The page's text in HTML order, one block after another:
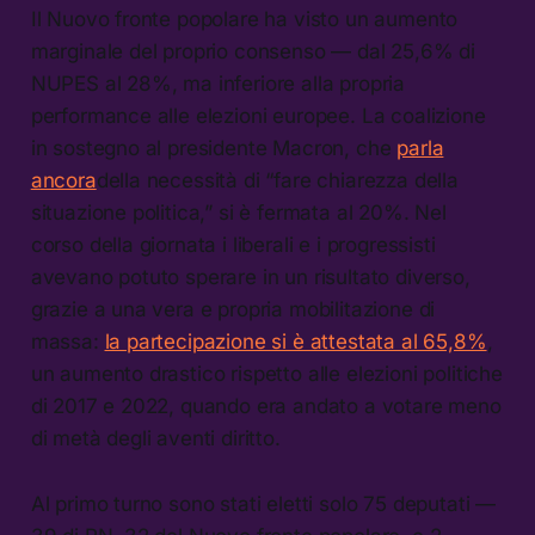
Il Nuovo fronte popolare ha visto un aumento
marginale del proprio consenso — dal 25,6% di
NUPES al 28%, ma inferiore alla propria
performance alle elezioni europee. La coalizione
in sostegno al presidente Macron, che parla
ancoradella necessità di “fare chiarezza della
situazione politica,” si è fermata al 20%. Nel
corso della giornata i liberali e i progressisti
avevano potuto sperare in un risultato diverso,
grazie a una vera e propria mobilitazione di
massa: la partecipazione si è attestata al 65,8% ,
un aumento drastico rispetto alle elezioni politiche
di 2017 e 2022, quando era andato a votare meno
di metà degli aventi diritto.
Al primo turno sono stati eletti solo 75 deputati —